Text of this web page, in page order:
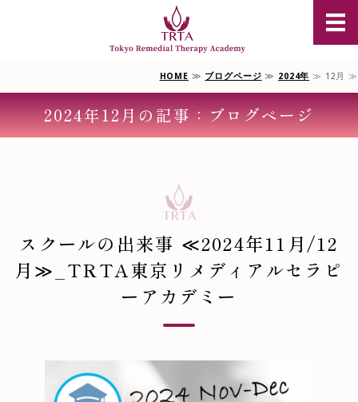
豪州オイ
豪州オイルマッサージ資格
お問合せ/受講申込
HOME ≫ ブログページ ≫ 2024年 ≫ 12月 ≫
2024年12月の記事：ブログページ
スクールの出来事 ≪2024年11月/12
月≫_TRTA東京リメディアルセラピ
ーアカデミー